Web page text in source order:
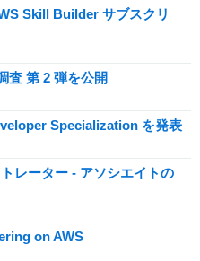
Skill Builder サブスクリ
査 第 2 弾を公開
Specialization を発表
レーター - アソシエイトの
on AWS